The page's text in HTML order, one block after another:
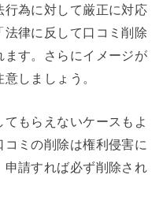
行為に対して厳正に対応
律に反して口コミ削除
ます。さらにイメージが
しましょう。
もらえないケースもよ
コミの削除は権利侵害に
請すれば必ず削除され